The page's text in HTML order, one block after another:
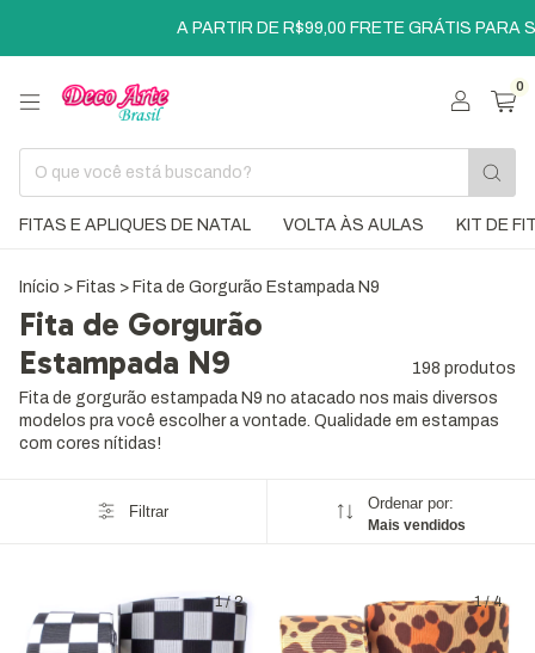
A PARTIR DE R$99,00 FRETE GRÁTIS PARA SÃO PAULO
0
FITAS E APLIQUES DE NATAL VOLTA ÀS AULAS KIT DE
Início > Fitas > Fita de Gorgurão Estampada N9
Fita de Gorgurão
Estampada N9
198 produtos
Fita de gorgurão estampada N9 no atacado nos mais diversos
modelos pra você escolher a vontade. Qualidade em estampas
com cores nítidas!
Filtrar Ordenar por:
Mais vendidos
1/2 1/4